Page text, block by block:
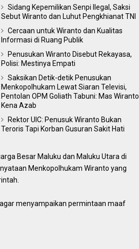
Sidang Kepemilikan Senpi Ilegal, Saksi
Sebut Wiranto dan Luhut Pengkhianat TNI
Cercaan untuk Wiranto dan Kualitas
Informasi di Ruang Publik
Penusukan Wiranto Disebut Rekayasa,
Polisi: Mestinya Empati
Saksikan Detik-detik Penusukan
Menkopolhukam Lewat Siaran Televisi,
Pentolan OPM Goliath Tabuni: Mas Wiranto
Kena Azab
Rektor UIC: Penusuk Wiranto Bukan
Teroris Tapi Korban Gusuran Sakit Hati
Besar Maluku dan Maluku Utara di
Menkopolhukam Wiranto yang
menyampaikan permintaan maaf